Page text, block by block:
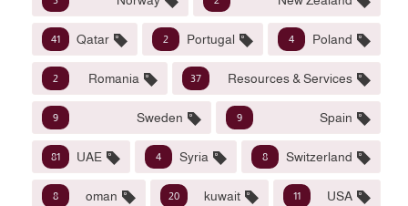
Poland
4
Portugal
2
Qatar
41
Resources & Services
37
Romania
2
Spain
9
Sweden
9
Switzerland
8
Syria
4
UAE
81
USA
11
kuwait
20
oman
8